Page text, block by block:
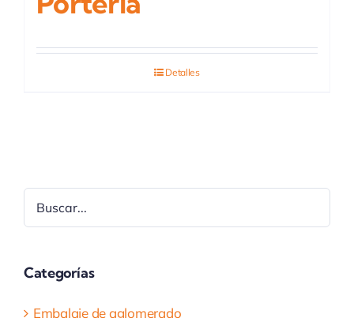
Detalles
Categorías
Embalaje de aglomerado